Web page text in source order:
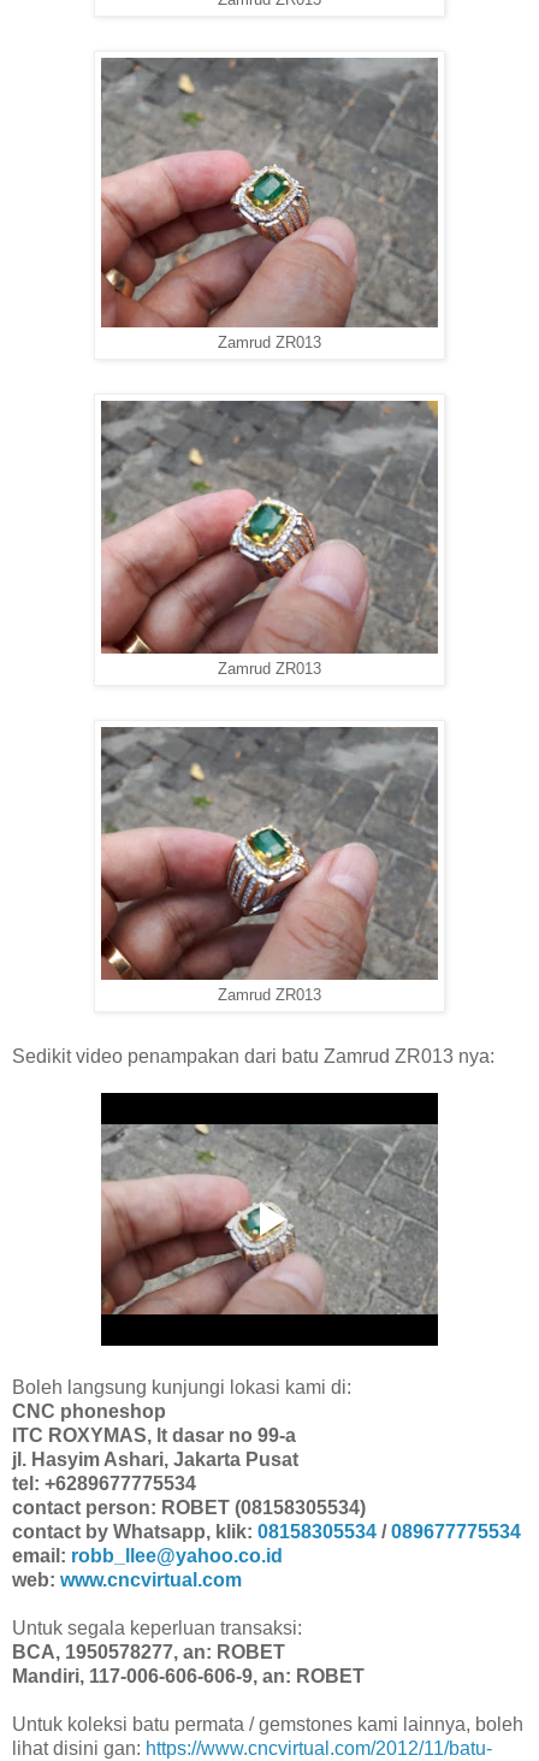
Zamrud ZR013
Zamrud ZR013
Zamrud ZR013
Sedikit video penampakan dari batu Zamrud ZR013 nya:
Boleh langsung kunjungi lokasi kami di:
CNC phoneshop
ITC ROXYMAS, lt dasar no 99-a
jl. Hasyim Ashari, Jakarta Pusat
tel: +6289677775534
contact person: ROBET (08158305534)
contact by Whatsapp, klik: 08158305534 / 089677775534
email: robb_llee@yahoo.co.id
web: www.cncvirtual.com
Untuk segala keperluan transaksi:
BCA, 1950578277, an: ROBET
Mandiri, 117-006-606-606-9, an: ROBET
Untuk koleksi batu permata / gemstones kami lainnya, boleh
lihat disini gan: https://www.cncvirtual.com/2012/11/batu-